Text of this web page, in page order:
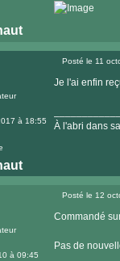
à 18:55
Posté le 11
Je l'ai enfin
À l'abri dans
à 09:45
Posté le 12
Commandé
Pas de